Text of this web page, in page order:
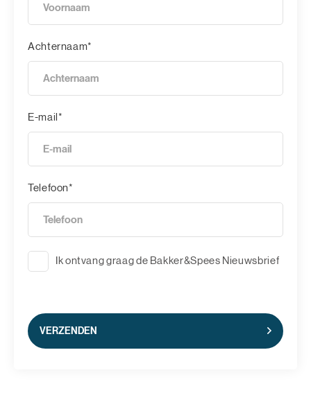
Achternaam*
E-mail*
Telefoon*
Ik ontvang graag de Bakker&Spees Nieuwsbrief
VERZENDEN